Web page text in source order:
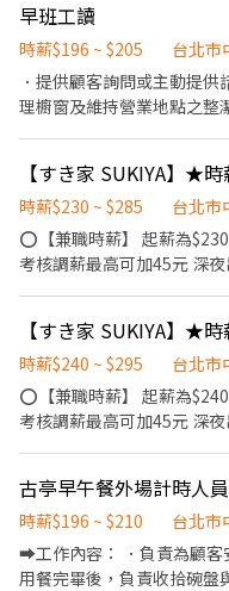
【具備條件】 1. 對餐飲業
歡團隊合作，喜歡與同事和
決問題。 【工作時間】 假日 0900-15:00 15:30-19:30 0800-
17:00（中間排休1小時）
早班工讀
時薪$196 ~ $205
台北市
．提供顧客詢問或主動提
理櫥窗及維持營業地點之整
束營業前，統計銷售情形
時薪$230 ~ $285
台北市
⭕【兼職時薪】 起薪為
考核調薪最高可加45元 深夜出勤
健檢 ★勞保、健保，6％勞退提撥 ⭕【工作說明】 《
作、食材備料、進貨盤點 《
整潔 ★開朗活潑有笑容 ★ＳＯＰ專業流程 ★無經驗可 ★提供完善
職前教育訓練 ⭕【經營理念】 我們是日本第一的速食連鎖ZENSHO
現作提供美味可口的日本國
餐環境、熱情用心的服務態
全，顧客安心。不論是單
受用餐的樂趣。
時薪$240 ~ $295
台北市
⭕【兼職時薪】 起薪為
考核調薪最高可加45元 深夜出勤
健檢 ★勞保、健保，6％勞退提撥 ⭕【工作說明】 《內場
作、食材備料、進貨盤點 《
整潔 ★開朗活潑有笑容 ★ＳＯＰ專業流程 ★無經驗可 ★提供完善
職前教育訓練 ⭕【經營理念】 我們是日本第一的速食連鎖ZENSHO
古亭早午餐外場計時人員
時薪$196 ~ $210
台北市
➡️工作內容： ．負責為顧客
用餐完畢後，負責收拾碗盤